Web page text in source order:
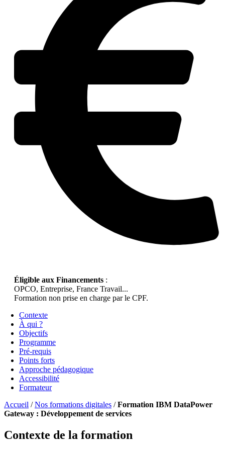
Éligible aux Financements :
OPCO, Entreprise, France Travail...
Formation non prise en charge par le CPF.
Contexte
À qui ?
Objectifs
Programme
Pré-requis
Points forts
Approche pédagogique
Accessibilité
Formateur
Accueil /Nos formations digitales /Formation IBM DataPower
Gateway : Développement de services
Contexte de la formation